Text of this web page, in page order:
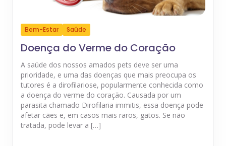
Bem-Estar Saúde
Doença do Verme do Coração
A saúde dos nossos amados pets deve ser uma
prioridade, e uma das doenças que mais preocupa os
tutores é a dirofilariose, popularmente conhecida como
a doença do verme do coração. Causada por um
parasita chamado Dirofilaria immitis, essa doença pode
afetar cães e, em casos mais raros, gatos. Se não
tratada, pode levar a […]